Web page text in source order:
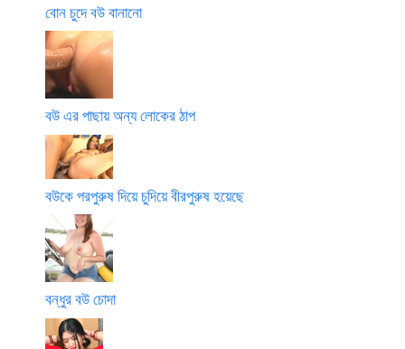
বোন চুদে বউ বানানো
বউ এর পাছায় অন্য লোকের ঠাপ
বউকে পরপুরুষ দিয়ে চুদিয়ে বীরপুরুষ হয়েছে
বন্ধুর বউ চোদা